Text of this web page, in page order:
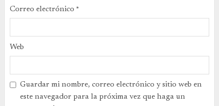
Correo electrónico *
Web
Guardar mi nombre, correo electrónico y sitio web en
este navegador para la próxima vez que haga un